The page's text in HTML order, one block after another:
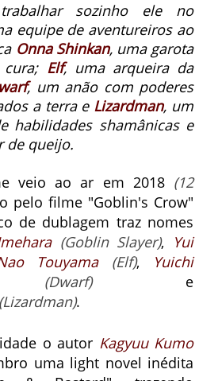
sozinho ele no
equipe de aventureiros ao
Onna Shinkan, uma garota
Elf, uma arqueira da
, um anão com poderes
a terra e Lizardman, um
habilidades shamânicas e
de queijo.
veio ao ar em 2018 (12
pelo filme "Goblin's Crow"
de dublagem traz nomes
(Goblin Slayer),
Yui
Touyama (Elf),
Yuichi
(Dwarf)
e
(Lizardman).
o autor Kagyuu Kumo
uma light novel inédita